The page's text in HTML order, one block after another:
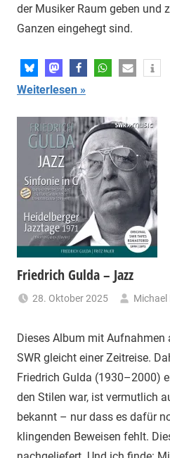
der Musiker Raum geben und
Ganzen eingehegt sind.
Weiterlesen
Friedrich Gulda – Jazz
28. Oktober 2025 Michael
Dieses Album mit Aufnahmen
SWR gleicht einer Zeitreise.
Friedrich Gulda (1930–2000)
den Stilen war, ist vermutlich
bekannt – nur dass es dafür
klingenden Beweisen fehlt.